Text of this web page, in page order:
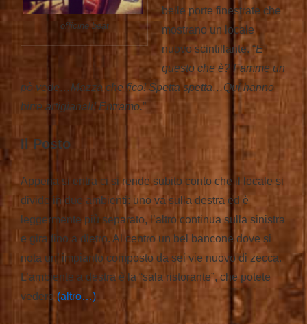
officine beat
belle porte finestrate che
mostrano un locale
nuovo scintillante. “E
questo che è? Famme un
pò vede…Mazza che fico! Spetta spetta…Qui hanno
birre artigianali! Entramo.”
Il Posto
Appena si entra ci si rende subito conto che il locale si
divide in due ambienti: uno va sulla destra ed è
leggermente più separato, l’altro continua sulla sinistra
e gira fino a dietro. Al centro un bel bancone dove si
nota un’ impianto composto da sei vie nuovo di zecca.
L’ambiente a destra è la “sala ristorante”, che potete
vedere (altro…)